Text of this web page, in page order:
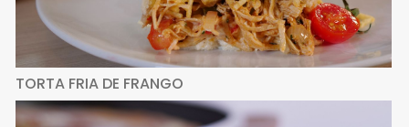
TORTA FRIA DE FRANGO